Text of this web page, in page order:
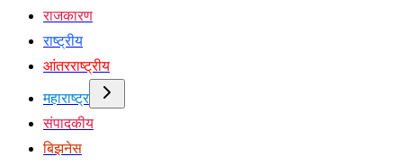
राजकारण
राष्ट्रीय
आंतरराष्ट्रीय
महाराष्ट्र
संपादकीय
बिझनेस